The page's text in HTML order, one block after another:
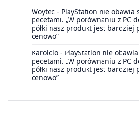
Woytec - PlayStation nie obawia
pecetami. „W porównaniu z PC
półki nasz produkt jest bardziej
cenowo”
Karololo - PlayStation nie
pecetami. „W porównaniu z PC
półki nasz produkt jest bardziej
cenowo”